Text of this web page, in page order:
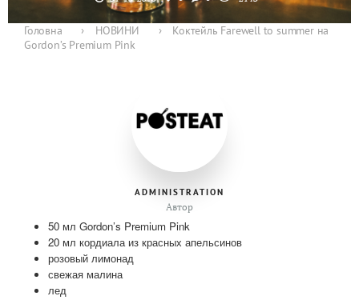
Головна › НОВИНИ ›
Коктейль Farewell to summer на
Gordon’s Premium Pink
ADMINISTRATION
Автор
50 мл Gordon’s Premium Pink
20 мл кордиала из красных апельсинов
розовый лимонад
свежая малина
лед